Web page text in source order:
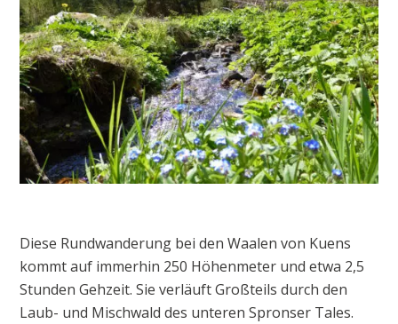
Diese Rundwanderung bei den Waalen von Kuens
kommt auf immerhin 250 Höhenmeter und etwa 2,5
Stunden Gehzeit. Sie verläuft Großteils durch den
Laub- und Mischwald des unteren Spronser Tales.